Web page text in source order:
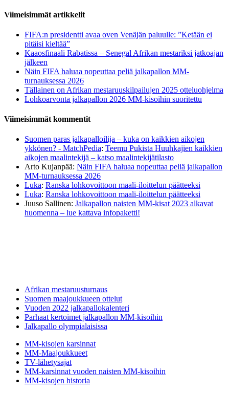
Viimeisimmät artikkelit
FIFA:n presidentti avaa oven Venäjän paluulle: ”Ketään ei
pitäisi kieltää”
Kaaosfinaali Rabatissa – Senegal Afrikan mestariksi jatkoajan
jälkeen
Näin FIFA haluaa nopeuttaa peliä jalkapallon MM-
turnauksessa 2026
Tällainen on Afrikan mestaruuskilpailujen 2025 otteluohjelma
Lohkoarvonta jalkapallon 2026 MM-kisoihin suoritettu
Viimeisimmät kommentit
Suomen paras jalkapalloilija – kuka on kaikkien aikojen
ykkönen? - MatchPedia: Teemu Pukista Huuhkajien kaikkien
aikojen maalintekijä – katso maalintekijätilasto
Arto Kujanpää: Näin FIFA haluaa nopeuttaa peliä jalkapallon
MM-turnauksessa 2026
Luka: Ranska lohkovoittoon maali-iloittelun päätteeksi
Luka: Ranska lohkovoittoon maali-iloittelun päätteeksi
Juuso Sallinen: Jalkapallon naisten MM-kisat 2023 alkavat
huomenna – lue kattava infopaketti!
Afrikan mestaruusturnaus
Suomen maajoukkueen ottelut
Vuoden 2022 jalkapallokalenteri
Parhaat kertoimet jalkapallon MM-kisoihin
Jalkapallo olympialaisissa
MM-kisojen karsinnat
MM-Maajoukkueet
TV-lähetysajat
MM-karsinnat vuoden naisten MM-kisoihin
MM-kisojen historia